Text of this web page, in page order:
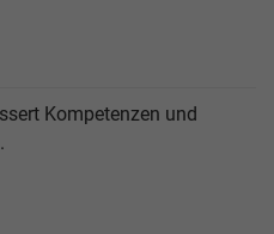
Kompetenzen und